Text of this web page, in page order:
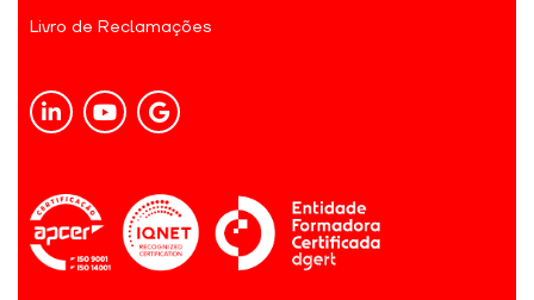
Livro de Reclamações